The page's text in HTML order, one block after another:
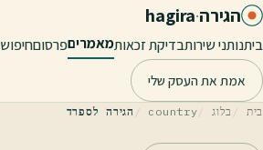
דלג לתוכן הראשי
הגירה·
hagira
ביתנותני שירותבדיקת זכאותמאמריםפרסוםחיפוש
אמת את העסק שלי
בית בלוג country הגירה לספרד